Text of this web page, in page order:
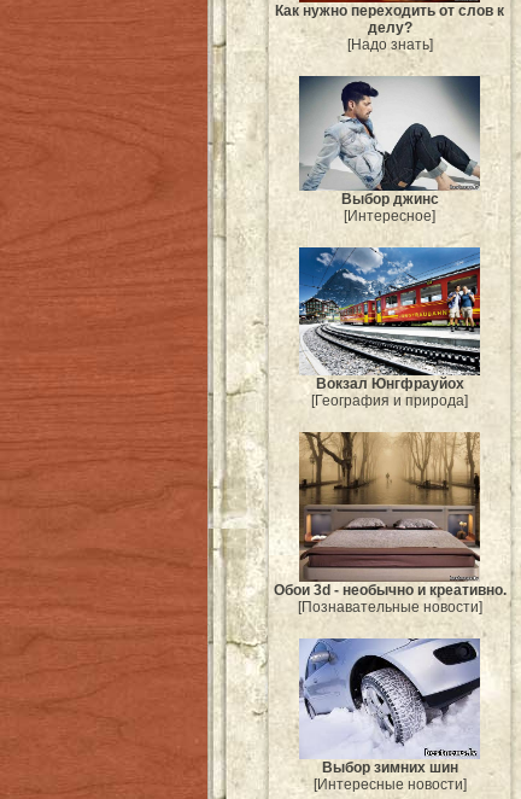
Как нужно переходить от слов к
делу?
[Надо знать]
Выбор джинс
[Интересное]
Вокзал Юнгфрауйох
[География и природа]
Обои 3d - необычно и креативно.
[Познавательные новости]
Выбор зимних шин
[Интересные новости]